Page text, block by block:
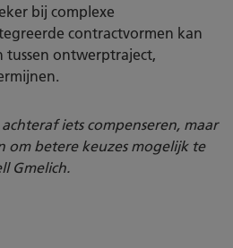
bij complexe
contractvormen kan
tussen ontwerptraject,
iets compenseren, maar
om betere keuzes mogelijk te
Gmelich.